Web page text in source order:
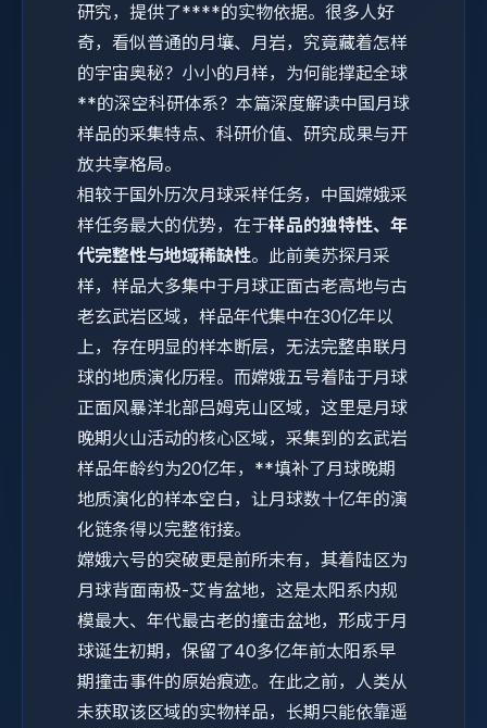
研究，提供了****的实物依据。很多人好
奇，看似普通的月壤、月岩，究竟藏着怎样
的宇宙奥秘？小小的月样，为何能撑起全球
**的深空科研体系？本篇深度解读中国月球
样品的采集特点、科研价值、研究成果与开
放共享格局。
相较于国外历次月球采样任务，中国嫦娥采
样任务最大的优势，在于样品的独特性、年
代完整性与地域稀缺性。此前美苏探月采
样，样品大多集中于月球正面古老高地与古
老玄武岩区域，样品年代集中在30亿年以
上，存在明显的样本断层，无法完整串联月
球的地质演化历程。而嫦娥五号着陆于月球
正面风暴洋北部吕姆克山区域，这里是月球
晚期火山活动的核心区域，采集到的玄武岩
样品年龄约为20亿年，**填补了月球晚期
地质演化的样本空白，让月球数十亿年的演
化链条得以完整衔接。
嫦娥六号的突破更是前所未有，其着陆区为
月球背面南极-艾肯盆地，这是太阳系内规
模最大、年代最古老的撞击盆地，形成于月
球诞生初期，保留了40多亿年前太阳系早
期撞击事件的原始痕迹。在此之前，人类从
未获取该区域的实物样品，长期只能依靠遥